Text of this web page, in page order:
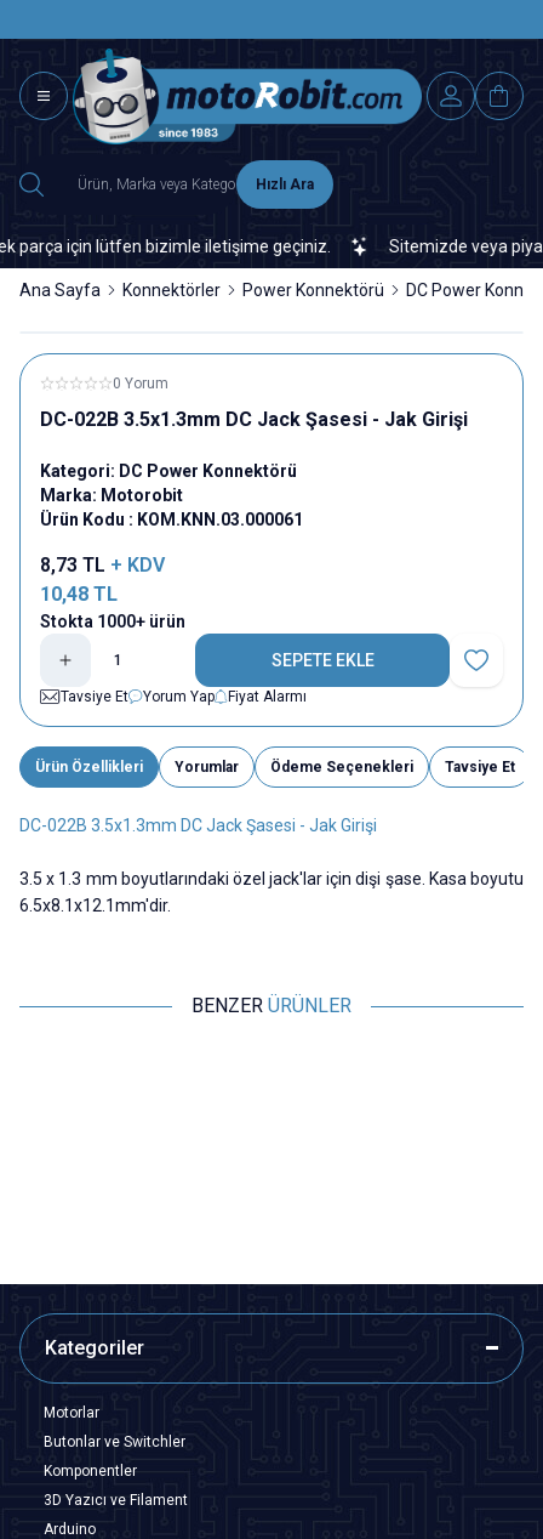
Hızlı Ara
için lütfen bizimle iletişime geçiniz. Sitemizde veya
Ana Sayfa Konnektörler Power Konnektörü DC Power
0 Yorum
DC-022B 3.5x1.3mm DC Jack Şasesi - Jak Girişi
Kategori: DC Power Konnektörü
Marka: Motorobit
Ürün Kodu : KOM.KNN.03.000061
8,73 TL + KDV
10,48 TL
Stokta 1000+ ürün
SEPETE EKLE
Favoriye
Tavsiye Et
Yorum Yap Fiyat Alarmı
Ürün Özellikleri Yorumlar Ödeme Seçenekleri Tavsiye Et
DC-022B 3.5x1.3mm DC Jack Şasesi - Jak Girişi
3.5 x 1.3 mm boyutlarındaki özel jack'lar için dişi şase. Kasa boyutu
6.5x8.1x12.1mm'dir.
BENZER ÜRÜNLER
Kategoriler
Motorlar
Butonlar ve Switchler
Komponentler
3D Yazıcı ve Filament
Arduino